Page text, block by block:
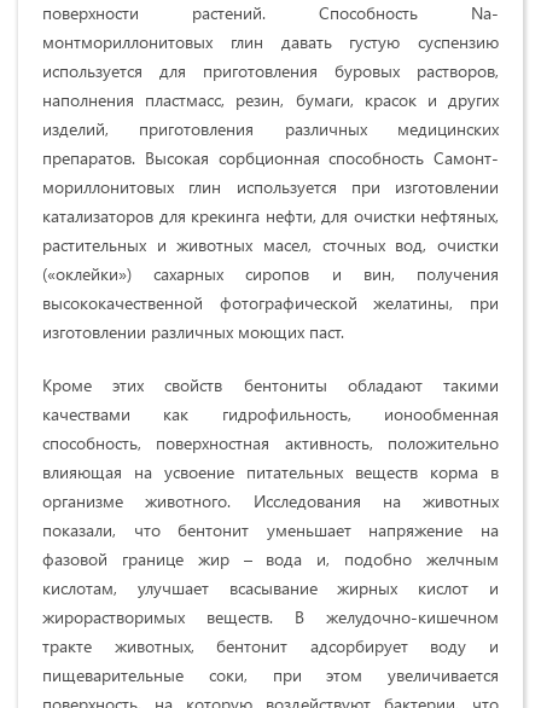
поверхности растений. Способность Na-
монтмориллонитовых глин давать густую суспензию
используется для приготовления буровых растворов,
наполнения пластмасс, резин, бумаги, красок и других
изделий, приготовления различных медицинских
препаратов. Высокая сорбционная способность Самонт-
мориллонитовых глин используется при изготовлении
катализаторов для крекинга нефти, для очистки нефтяных,
растительных и животных масел, сточных вод, очистки
(«оклейки») сахарных сиропов и вин, получения
высококачественной фотографической желатины, при
изготовлении различных моющих паст.
Кроме этих свойств бентониты обладают такими
качествами как гидрофильность, ионообменная
способность, поверхностная активность, положительно
влияющая на усвоение питательных веществ корма в
организме животного. Исследования на животных
показали, что бентонит уменьшает напряжение на
фазовой границе жир – вода и, подобно желчным
кислотам, улучшает всасывание жирных кислот и
жирорастворимых веществ. В желудочно-кишечном
тракте животных, бентонит адсорбирует воду и
пищеварительные соки, при этом увеличивается